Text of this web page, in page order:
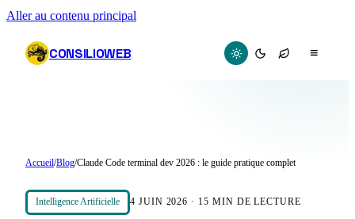
Aller au contenu principal
CONSILIOWEB ≡
Accueil/Blog/Claude Code terminal dev 2026 : le guide pratique complet
Intelligence Artificielle 4 JUIN 2026 · 15 MIN DE LECTURE